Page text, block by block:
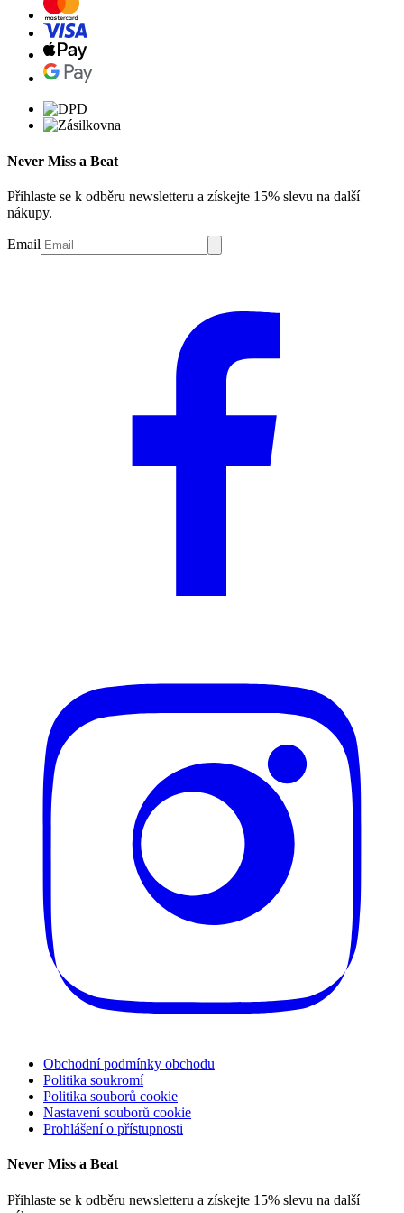
Never Miss a Beat
Přihlaste se k odběru newsletteru a získejte 15% slevu na další
nákupy.
Email
Obchodní podmínky obchodu
Politika soukromí
Politika souborů cookie
Nastavení souborů cookie
Prohlášení o přístupnosti
Never Miss a Beat
Přihlaste se k odběru newsletteru a získejte 15% slevu na další